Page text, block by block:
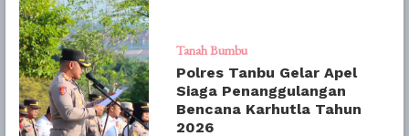
Tanah Bumbu
Polres Tanbu Gelar Apel
Siaga Penanggulangan
Bencana Karhutla Tahun
2026